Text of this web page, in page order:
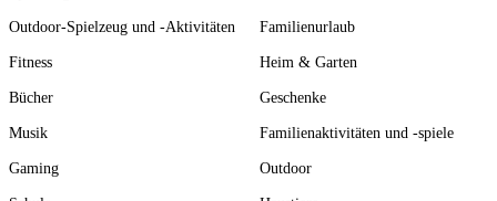
Outdoor-Spielzeug und -Aktivitäten Familienurlaub
Fitness Heim & Garten
Bücher Geschenke
Musik Familienaktivitäten und -spiele
Gaming Outdoor